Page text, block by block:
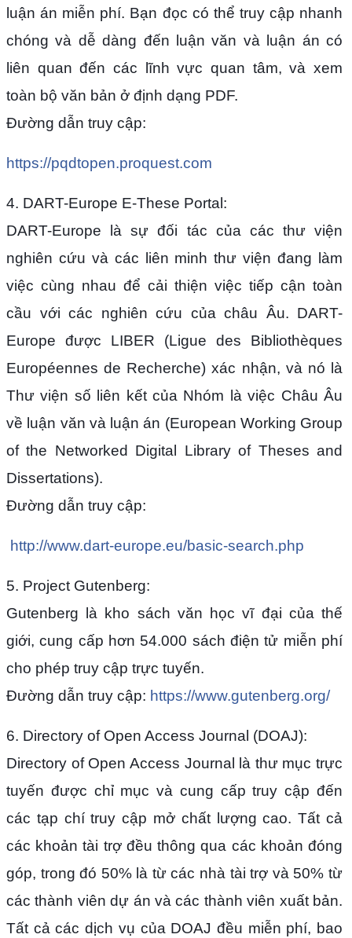
luận án miễn phí. Bạn đọc có thể truy cập nhanh
chóng và dễ dàng đến luận văn và luận án có
liên quan đến các lĩnh vực quan tâm, và xem
toàn bộ văn bản ở định dạng PDF.
Đường dẫn truy cập:
https://pqdtopen.proquest.com
4. DART-Europe E-These Portal:
DART-Europe là sự đối tác của các thư viện
nghiên cứu và các liên minh thư viện đang làm
việc cùng nhau để cải thiện việc tiếp cận toàn
cầu với các nghiên cứu của châu Âu. DART-
Europe được LIBER (Ligue des Bibliothèques
Européennes de Recherche) xác nhận, và nó là
Thư viện số liên kết của Nhóm là việc Châu Âu
về luận văn và luận án (European Working Group
of the Networked Digital Library of Theses and
Dissertations).
Đường dẫn truy cập:
http://www.dart-europe.eu/basic-search.php
5. Project Gutenberg:
Gutenberg là kho sách văn học vĩ đại của thế
giới, cung cấp hơn 54.000 sách điện tử miễn phí
cho phép truy cập trực tuyến.
Đường dẫn truy cập: https://www.gutenberg.org/
6. Directory of Open Access Journal (DOAJ):
Directory of Open Access Journal là thư mục trực
tuyến được chỉ mục và cung cấp truy cập đến
các tạp chí truy cập mở chất lượng cao. Tất cả
các khoản tài trợ đều thông qua các khoản đóng
góp, trong đó 50% là từ các nhà tài trợ và 50% từ
các thành viên dự án và các thành viên xuất bản.
Tất cả các dịch vụ của DOAJ đều miễn phí, bao